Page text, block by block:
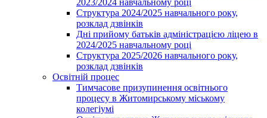
2023/2024 навчальному році
Структура 2024/2025 навчального року,
розклад дзвінків
Дні прийому батьків адміністрацією ліцею в
2024/2025 навчальному році
Структура 2025/2026 навчального року,
розклад дзвінків
Освітній процес
Тимчасове призупинення освітнього
процесу в Житомирському міському
колегіумі